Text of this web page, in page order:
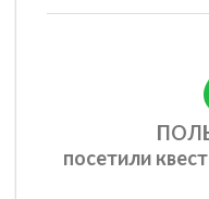
посетили